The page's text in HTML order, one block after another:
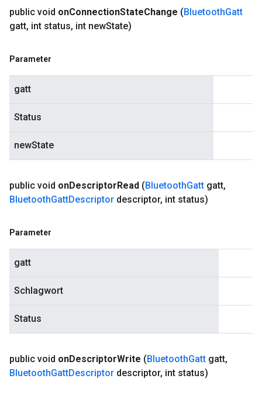
public void onConnectionStateChange (BluetoothGatt
gatt, int status, int newState)
Parameter
gatt
Status
newState
public void onDescriptorRead (BluetoothGatt gatt,
BluetoothGattDescriptor descriptor, int status)
Parameter
gatt
Schlagwort
Status
public void onDescriptorWrite (BluetoothGatt gatt,
BluetoothGattDescriptor descriptor, int status)